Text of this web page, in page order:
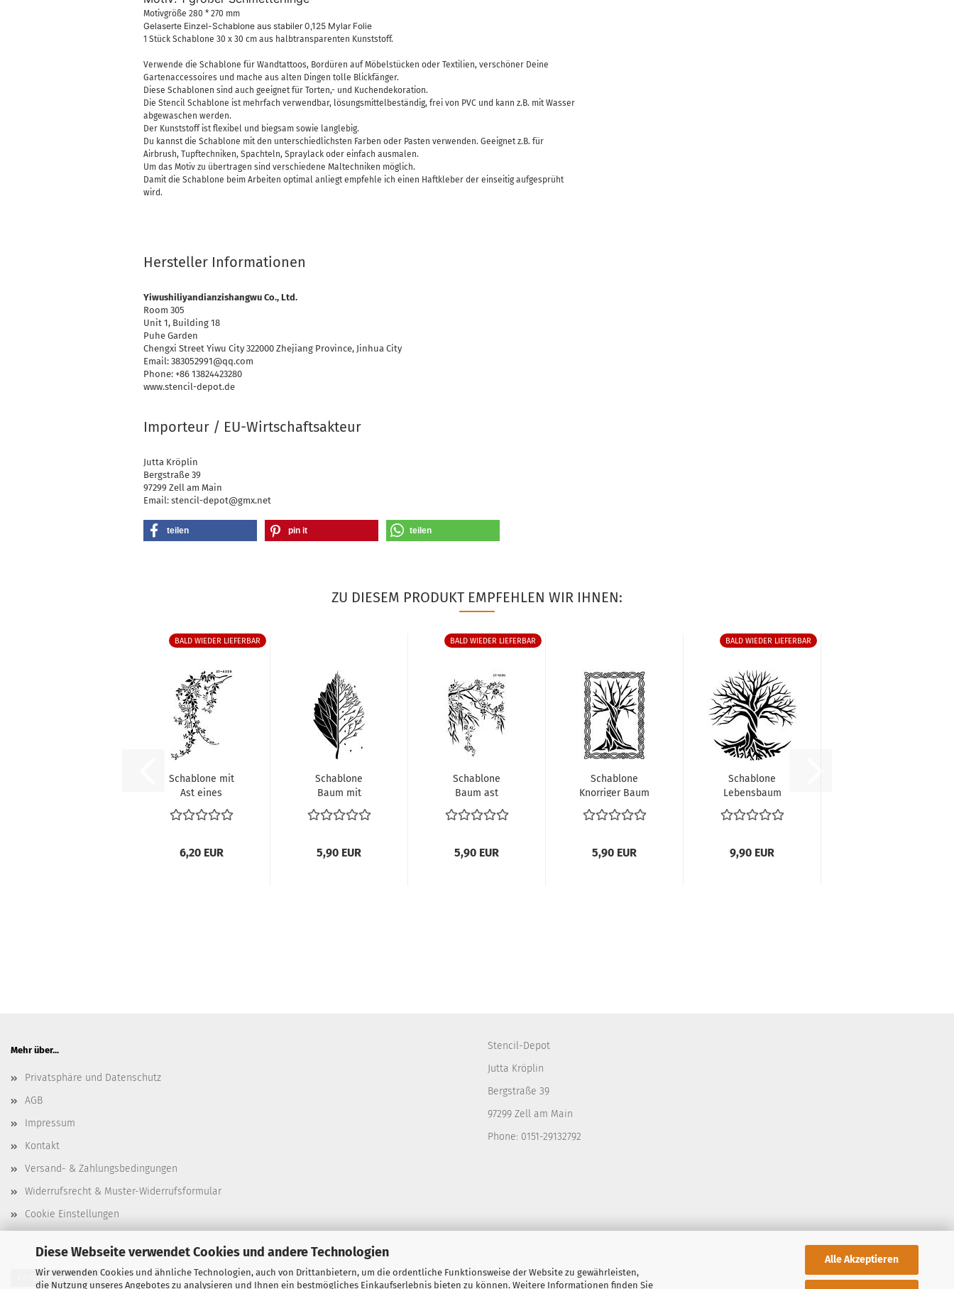
Diese Webseite verwendet Cookies und andere Technologien
Wir verwenden Cookies und ähnliche Technologien, auch von Drittanbietern, um die ordentliche Funktionsweise der Website zu gewährleisten,
die Nutzung unseres Angebotes zu analysieren und Ihnen ein bestmögliches Einkaufserlebnis bieten zu können. Weitere Informationen finden Sie
Alle Akzeptieren
Motivgröße 280 * 270 mm
Gelaserte Einzel-Schablone aus stabiler 0,125 Mylar Folie
1 Stück Schablone 30 x 30 cm aus halbtransparenten Kunststoff.
Verwende die Schablone für Wandtattoos, Bordüren auf Möbelstücken oder Textilien, verschöner Deine
Gartenaccessoires und mache aus alten Dingen tolle Blickfänger.
Diese Schablonen sind auch geeignet für Torten,- und Kuchendekoration.
Die Stencil Schablone ist mehrfach verwendbar, lösungsmittelbeständig, frei von PVC und kann z.B. mit Wasser
abgewaschen werden.
Der Kunststoff ist flexibel und biegsam sowie langlebig.
Du kannst die Schablone mit den unterschiedlichsten Farben oder Pasten verwenden. Geeignet z.B. für
Airbrush, Tupftechniken, Spachteln, Spraylack oder einfach ausmalen.
Um das Motiv zu übertragen sind verschiedene Maltechniken möglich.
Damit die Schablone beim Arbeiten optimal anliegt empfehle ich einen Haftkleber der einseitig aufgesprüht
wird.
Hersteller Informationen
Yiwushiliyandianzishangwu Co., Ltd.
Room 305
Unit 1, Building 18
Puhe Garden
Chengxi Street Yiwu City 322000 Zhejiang Province, Jinhua City
Email: 383052991@qq.com
Phone: +86 13824423280
www.stencil-depot.de
Importeur / EU-Wirtschaftsakteur
Jutta Kröplin
Bergstraße 39
97299 Zell am Main
Email: stencil-depot@gmx.net
teilen pin it teilen
ZU DIESEM PRODUKT EMPFEHLEN WIR IHNEN:
BALD WIEDER LIEFERBAR
Schablone mit
Ast eines
Baumes und
Blättern...
6,20 EUR
Schablone
Baum mit
Zweigen DIN A 4
5,90 EUR
BALD WIEDER LIEFERBAR
Schablone
Baum ast
Blütenzweig
DIN A 4
5,90 EUR
Schablone
Knorriger Baum
mit Rahmen
DIN A...
5,90 EUR
BALD WIEDER LIEFERBAR
Schablone
Lebensbaum
ohne Blätter 30
x 30...
9,90 EUR
Mehr über...
Privatsphäre und Datenschutz
AGB
Impressum
Kontakt
Versand- & Zahlungsbedingungen
Widerrufsrecht & Muster-Widerrufsformular
Cookie Einstellungen
Stencil-Depot
Jutta Kröplin
Bergstraße 39
97299 Zell am Main
Phone: 0151-29132792
Vertrag widerrufen